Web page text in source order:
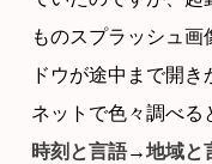
ものスプラッシュ
ドウが途中まで開き
ネットで色々調べる
時刻と言語→地域と